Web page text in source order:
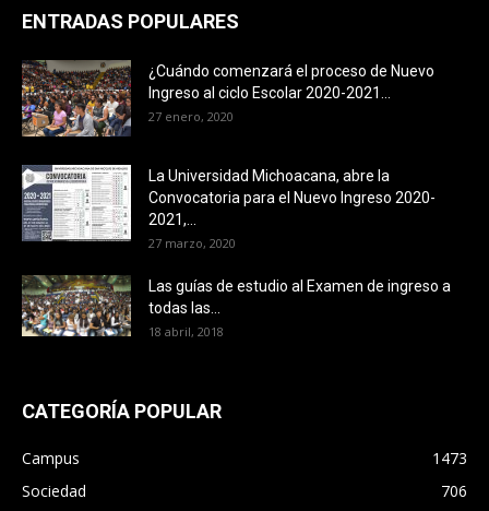
ENTRADAS POPULARES
¿Cuándo comenzará el proceso de Nuevo
Ingreso al ciclo Escolar 2020-2021...
27 enero, 2020
La Universidad Michoacana, abre la
Convocatoria para el Nuevo Ingreso 2020-
2021,...
27 marzo, 2020
Las guías de estudio al Examen de ingreso a
todas las...
18 abril, 2018
CATEGORÍA POPULAR
Campus
1473
Sociedad
706